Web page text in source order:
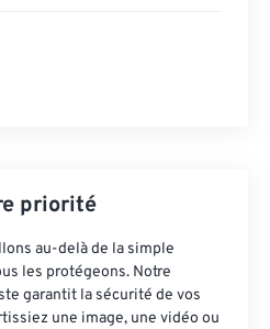
priorité
au-delà de la simple
les protégeons. Notre
garantit la sécurité de vos
une image, une vidéo ou